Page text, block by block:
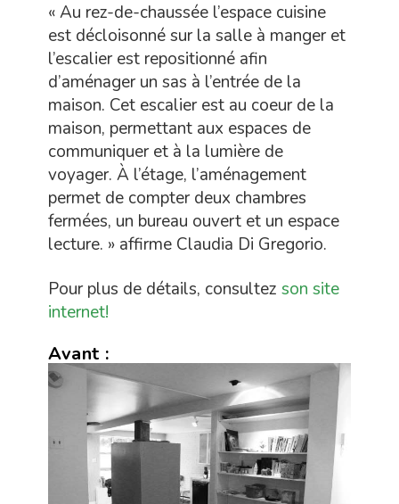
« Au rez-de-chaussée l’espace cuisine
est décloisonné sur la salle à manger et
l’escalier est repositionné afin
d’aménager un sas à l’entrée de la
maison. Cet escalier est au coeur de la
maison, permettant aux espaces de
communiquer et à la lumière de
voyager. À l’étage, l’aménagement
permet de compter deux chambres
fermées, un bureau ouvert et un espace
lecture. » affirme Claudia Di Gregorio.
Pour plus de détails, consultez son site
internet!
Avant :